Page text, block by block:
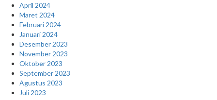
April 2024
Maret 2024
Februari 2024
Januari 2024
Desember 2023
November 2023
Oktober 2023
September 2023
Agustus 2023
Juli 2023